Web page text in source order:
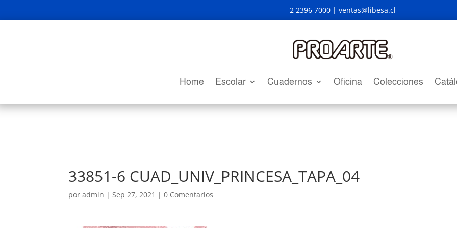
2 2396 7000 | ventas@libesa.cl
Home Escolar Cuadernos Oficina Colecciones
33851-6 CUAD_UNIV_PRINCESA_TAPA_04
poradmin | Sep 27, 2021 |0 Comentarios